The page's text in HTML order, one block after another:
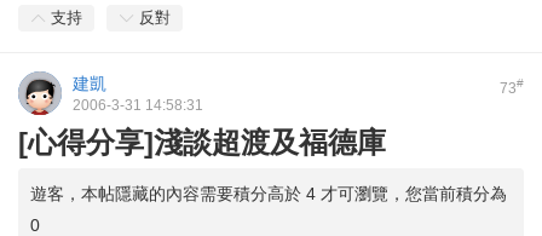
支持 反對
73#
建凱
2006-3-31 14:58:31
[心得分享]淺談超渡及福德庫
遊客，本帖隱藏的內容需要積分高於 4 才可瀏覽，您當前積分為
0